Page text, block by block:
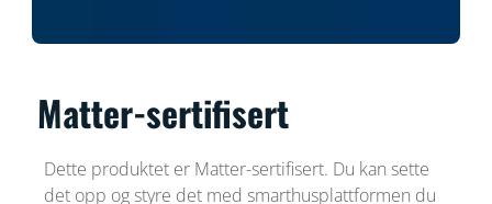
Matter-sertifisert
Dette produktet er Matter-sertifisert. Du kan sette
det opp og styre det med smarthusplattformen du